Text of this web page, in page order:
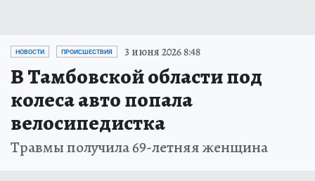
НОВОСТИ ПРОИСШЕСТВИЯ 3 июня 2026 8:48
В Тамбовской области под
колеса авто попала
велосипедистка
Травмы получила 69-летняя женщина